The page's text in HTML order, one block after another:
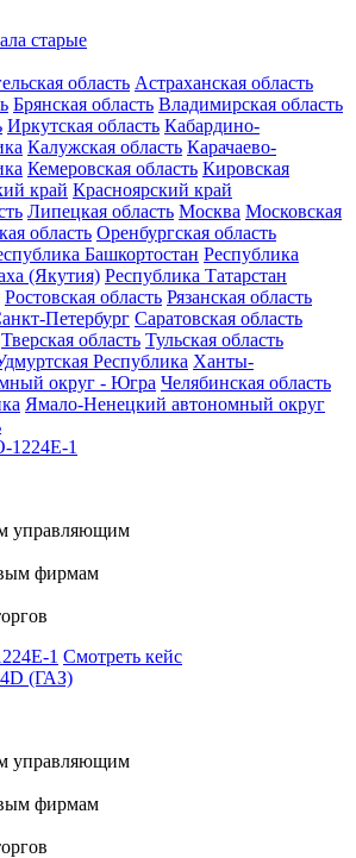
старые
область Астраханская область
Брянская область Владимирская область
Иркутская область Кабардино-
Калужская область Карачаево-
Кемеровская область Кировская
край Красноярский край
Липецкая область Москва Московская
область Оренбургская область
Башкортостан Республика
(Якутия) Республика Татарстан
Ростовская область Рязанская область
Петербург Саратовская область
Тверская область Тульская область
Республика Ханты-
округ - Югра Челябинская область
Ямало-Ненецкий автономный округ
управляющим
фирмам
1 Смотреть кейс
управляющим
фирмам